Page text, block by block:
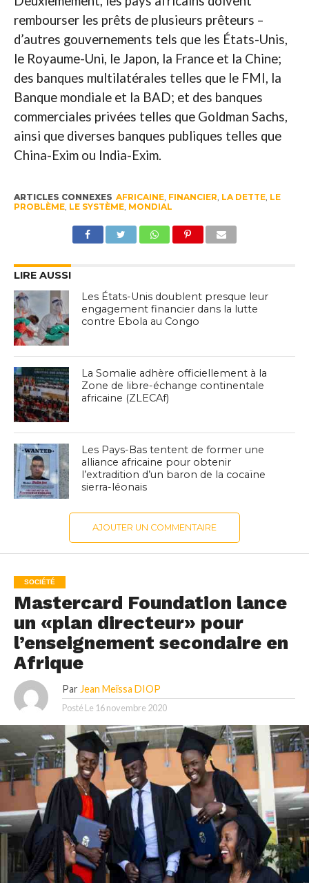
rembourser les prêts de plusieurs prêteurs –
d’autres gouvernements tels que les États-Unis,
le Royaume-Uni, le Japon, la France et la Chine;
des banques multilatérales telles que le FMI, la
Banque mondiale et la BAD; et des banques
commerciales privées telles que Goldman Sachs,
ainsi que diverses banques publiques telles que
China-Exim ou India-Exim.
ARTICLES CONNEXES AFRICAINE, FINANCIER, LA DETTE, LE
PROBLÈME, LE SYSTÈME, MONDIAL
LIRE AUSSI
Les États-Unis doublent presque leur
engagement financier dans la lutte
contre Ebola au Congo
La Somalie adhère officiellement à la
Zone de libre-échange continentale
africaine (ZLECAf)
Les Pays-Bas tentent de former une
alliance africaine pour obtenir
l’extradition d’un baron de la cocaïne
sierra-léonais
AJOUTER UN COMMENTAIRE
SOCIÉTÉ
Mastercard Foundation lance
un «plan directeur» pour
l’enseignement secondaire en
Afrique
Par Jean Meïssa DIOP
Posté Le 16 novembre 2020